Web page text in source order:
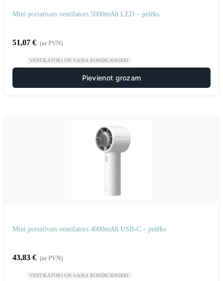
Mini portatīvais ventilators 5000mAh LED – pelēks
51,07 € (ar PVN)
VENTILATORI UN GAISA KONDICIONIERI
Pievienot grozam
Mini portatīvais ventilators 4000mAh USB-C – pelēks
43,83 € (ar PVN)
VENTILATORI UN GAISA KONDICIONIERI